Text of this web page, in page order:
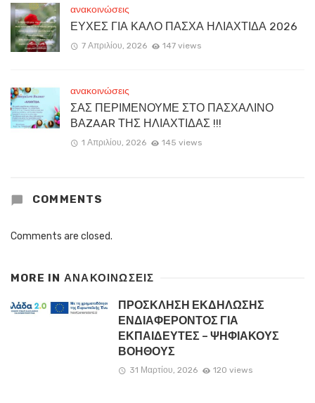
ανακοινώσεις
ΕΥΧΕΣ ΓΙΑ ΚΑΛΟ ΠΑΣΧΑ ΗΛΙΑΧΤΙΔΑ 2026
7 Απριλίου, 2026 147 views
ανακοινώσεις
ΣΑΣ ΠΕΡΙΜΕΝΟΥΜΕ ΣΤΟ ΠΑΣΧΑΛΙΝΟ
ΒΑZAAR ΤΗΣ ΗΛΙΑΧΤΙΔΑΣ !!!
1 Απριλίου, 2026 145 views
COMMENTS
Comments are closed.
MORE IN ΑΝΑΚΟΙΝΏΣΕΙΣ
ΠΡΟΣΚΛΗΣΗ ΕΚΔΗΛΩΣΗΣ
ΕΝΔΙΑΦΕΡΟΝΤΟΣ ΓΙΑ
ΕΚΠΑΙΔΕΥΤΕΣ – ΨΗΦΙΑΚΟΥΣ
ΒΟΗΘΟΥΣ
31 Μαρτίου, 2026 120 views